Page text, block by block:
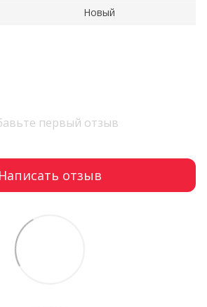
Новый
первый отзыв
Написать отзыв